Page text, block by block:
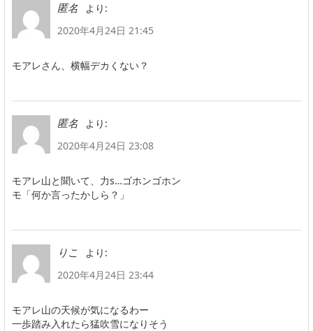
匿名
より:
2020年4月24日 21:45
モアレさん、横幅デカくない？
匿名
より:
2020年4月24日 23:08
モアレ山と聞いて、力s…ゴホンゴホン
モ「何か言ったかしら？」
りこ
より:
2020年4月24日 23:44
モアレ山の天候が気になるわー
一歩踏み入れたら猛吹雪になりそう